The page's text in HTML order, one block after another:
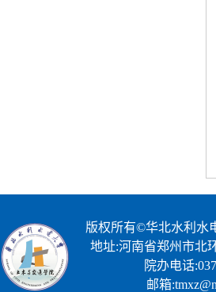
版权所有©华北水利水
地址:河南省郑州市北
院办电话
邮箱